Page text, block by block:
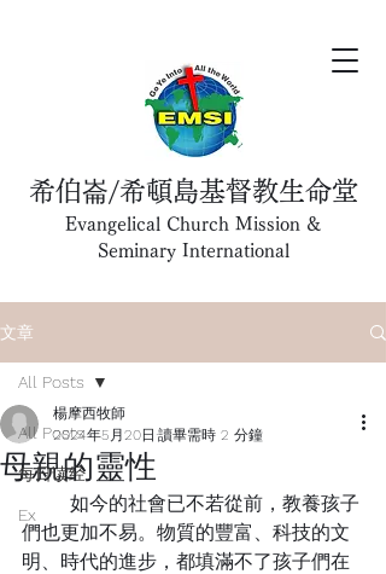
希伯崙/希頓島基督教生命堂
Evangelical Church Mission &
Seminary International
文章
All Posts
每日读经
Ex
All Posts
母親的靈性
楊摩西牧師
2024年5月20日 讀畢需時 2 分鐘
們也更加不易。物質的豐富、科技的文
明、時代的進步，都填滿不了孩子們在